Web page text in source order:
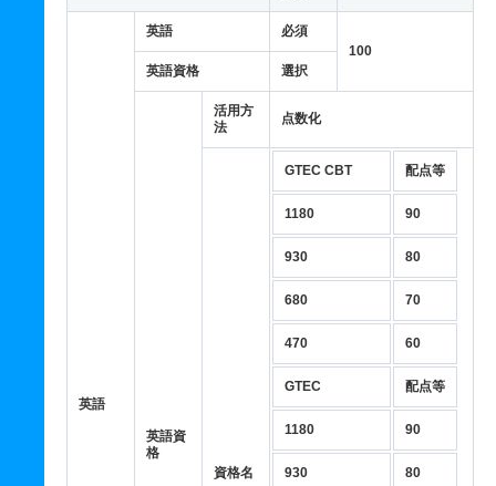
英語
英語
必須
100
英語資格
選択
英語資
格
活用方
法
点数化
資格名
GTEC CBT 配点等
1180 90
930 80
680 70
470 60
GTEC 配点等
1180 90
930 80